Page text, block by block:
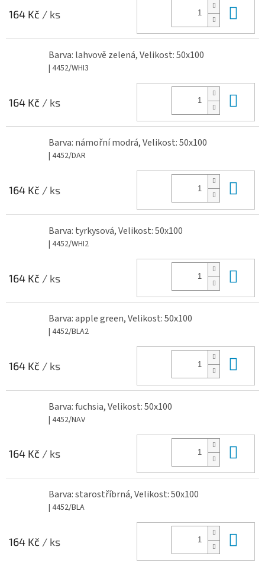
164 Kč / ks
Barva: lahvově zelená, Velikost: 50x100
| 4452/WHI3
164 Kč / ks
Barva: námořní modrá, Velikost: 50x100
| 4452/DAR
164 Kč / ks
Barva: tyrkysová, Velikost: 50x100
| 4452/WHI2
164 Kč / ks
Barva: apple green, Velikost: 50x100
| 4452/BLA2
164 Kč / ks
Barva: fuchsia, Velikost: 50x100
| 4452/NAV
164 Kč / ks
Barva: starostříbrná, Velikost: 50x100
| 4452/BLA
164 Kč / ks